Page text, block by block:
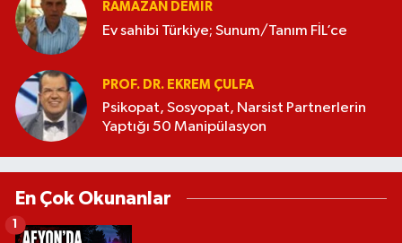
RAMAZAN DEMİR
Ev sahibi Türkiye; Sunum/Tanım FİL’ce
PROF. DR. EKREM ÇULFA
Psikopat, Sosyopat, Narsist Partnerlerin
Yaptığı 50 Manipülasyon
En Çok Okunanlar
1